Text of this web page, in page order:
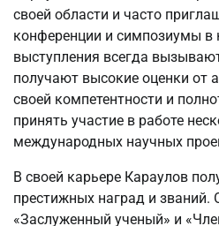
своей области и часто
конференции и симпозиумы в
выступления всегда
получают высокие оценки от
своей компетентности и
принять участие в работе
международных научных
В своей карьере Караулов
престижных наград и званий.
«Заслуженный ученый» и